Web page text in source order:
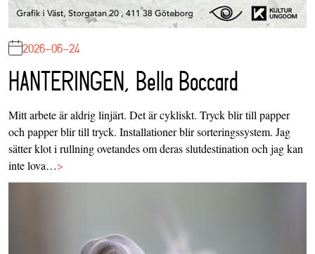
2026-06-24
HANTERINGEN, Bella Boccard
Mitt arbete är aldrig linjärt. Det är cykliskt. Tryck blir till papper
och papper blir till tryck. Installationer blir sorteringssystem. Jag
sätter klot i rullning ovetandes om deras slutdestination och jag kan
inte lova…>